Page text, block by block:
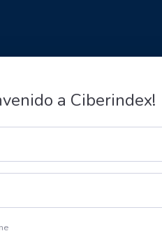
a Ciberindex!